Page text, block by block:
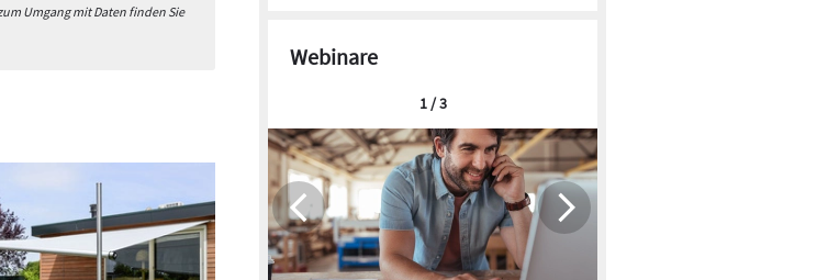
Umgang mit Daten finden Sie
Webinare
1 / 3